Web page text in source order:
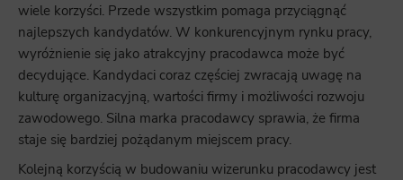
wiele korzyści. Przede wszystkim pomaga przyciągnąć
najlepszych kandydatów. W konkurencyjnym rynku pracy,
wyróżnienie się jako atrakcyjny pracodawca może być
decydujące. Kandydaci coraz częściej zwracają uwagę na
kulturę organizacyjną, wartości firmy i możliwości rozwoju
zawodowego. Silna marka pracodawcy sprawia, że firma
staje się bardziej pożądanym miejscem pracy.
Kolejną korzyścią w budowaniu wizerunku pracodawcy jest